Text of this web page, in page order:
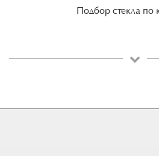
Подбор стекла по